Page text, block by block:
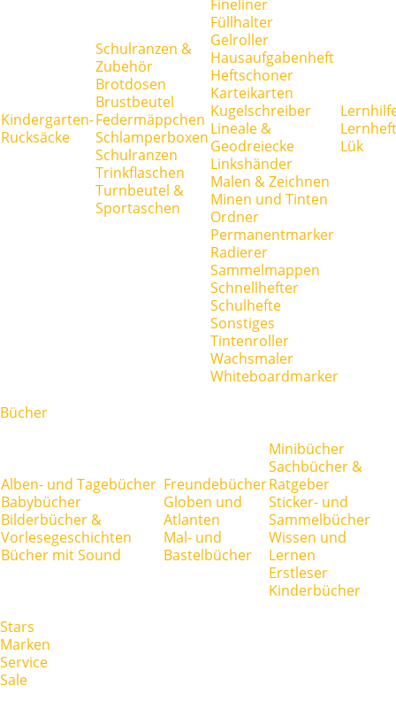
Kindergarten-
Rucksäcke
Schulranzen &
Zubehör
Brotdosen
Brustbeutel
Federmäppchen
Schlamperboxen
Schulranzen
Trinkflaschen
Turnbeutel &
Sportaschen
Fineliner
Füllhalter
Gelroller
Hausaufgabenheft
Heftschoner
Karteikarten
Kugelschreiber
Lineale &
Geodreiecke
Linkshänder
Malen & Zeichnen
Minen und Tinten
Ordner
Permanentmarker
Radierer
Sammelmappen
Schnellhefter
Schulhefte
Sonstiges
Tintenroller
Wachsmaler
Whiteboardmarker
Lük
Bücher
Alben- und Tagebücher
Babybücher
Bilderbücher &
Vorlesegeschichten
Bücher mit Sound
Freundebücher
Globen und
Atlanten
Mal- und
Bastelbücher
Minibücher
Sachbücher &
Ratgeber
Sticker- und
Sammelbücher
Wissen und
Lernen
Erstleser
Kinderbücher
Stars
Marken
Service
Sale